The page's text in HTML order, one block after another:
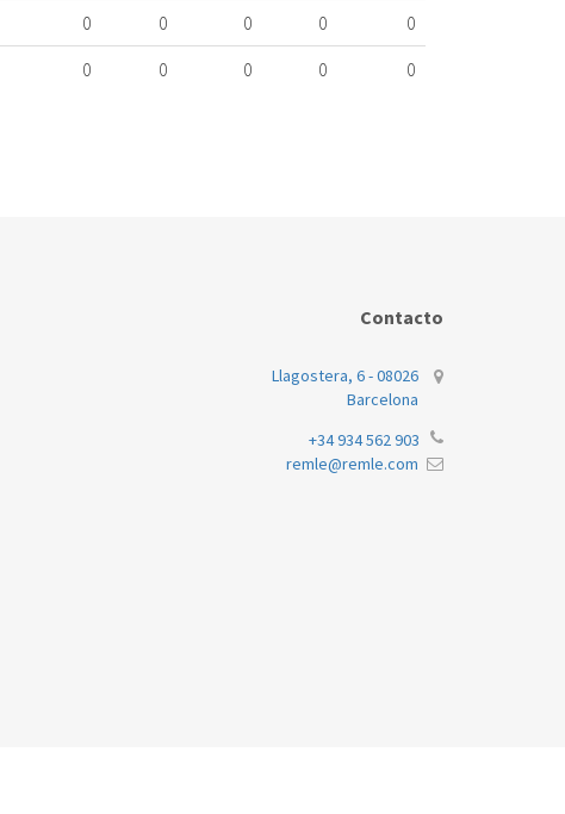
0 0 0 0
0
0 0 0 0 0
Contacto
Llagostera, 6 - 08026
Barcelona
+34 934 562 903
remle@remle.com